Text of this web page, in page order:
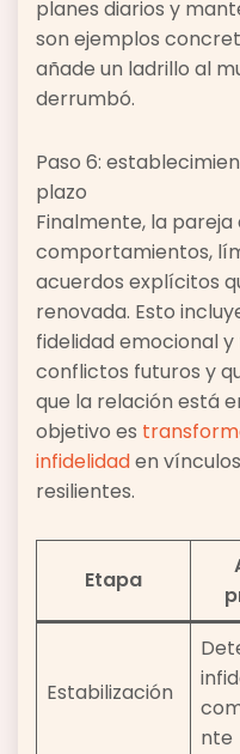
planes diarios y
son ejemplos
añade un ladrillo al
derrumbó.
Paso 6:
plazo
Finalmente, la
comportamientos,
acuerdos explícitos
renovada. Esto
fidelidad emocional
conflictos futuros y
que la relación está
objetivo es
infidelidaden
resilientes.
Etapa
Estabilización
nte